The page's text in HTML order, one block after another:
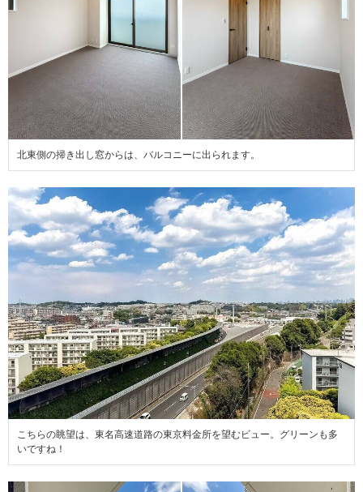
北東側の掃き出し窓からは、バルコニーに出られます。
こちらの眺望は、東名高速道路の東京料金所を望むビュー。グリーンも多
いですね！